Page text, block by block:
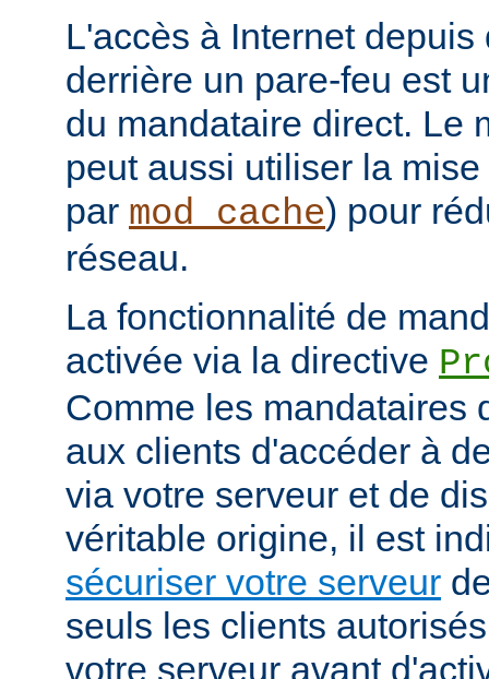
L'accès à Internet
derrière un pare-feu est
du mandataire direct. Le
peut aussi utiliser la
par mod_cache) pour
réseau.
La fonctionnalité de
activée via la directive
Comme les mandataires
aux clients d'accéder à
via votre serveur et de
véritable origine, il est
sécuriser votre serveur
seuls les clients
votre serveur avant